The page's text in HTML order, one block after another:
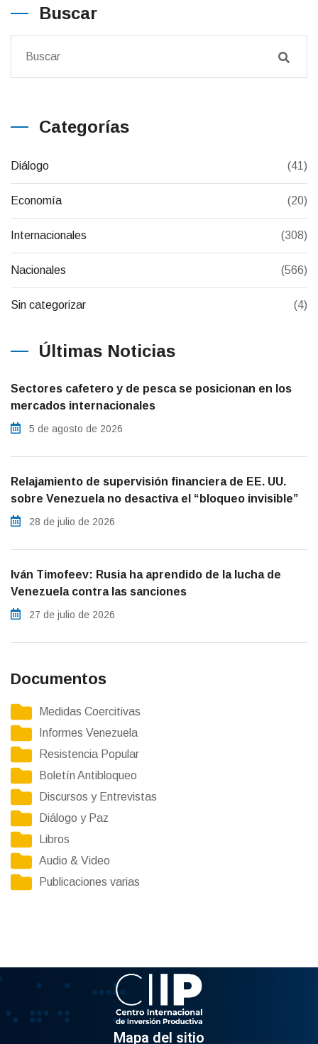
Buscar
Categorías
Diálogo (41)
Economía (20)
Internacionales (308)
Nacionales (566)
Sin categorizar (4)
Últimas Noticias
Sectores cafetero y de pesca se posicionan en los
mercados internacionales
5 de agosto de 2026
Relajamiento de supervisión financiera de EE. UU.
sobre Venezuela no desactiva el “bloqueo invisible”
28 de julio de 2026
Iván Timofeev: Rusia ha aprendido de la lucha de
Venezuela contra las sanciones
27 de julio de 2026
Documentos
Medidas Coercitivas
Informes Venezuela
Resistencia Popular
Boletín Antibloqueo
Discursos y Entrevistas
Diálogo y Paz
Libros
Audio & Video
Publicaciones varias
Mapa del sitio